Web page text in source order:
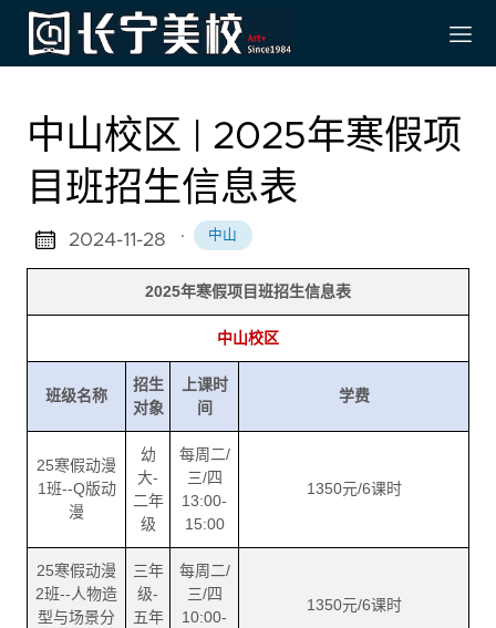
中山校区 | 2025年寒假项
目班招生信息表
2024-11-28 · 中山
2025年寒假项目班招生信息表
中山校区
班级名称
招生
对象
上课时
间
学费
25寒假动漫
1班--Q版动
漫
幼
大-
二年
级
每周二/
三/四
13:00-
15:00
1350元/6课时
25寒假动漫
2班--人物造
型与场景分
三年
级-
五年
每周二/
三/四
10:00-
1350元/6课时